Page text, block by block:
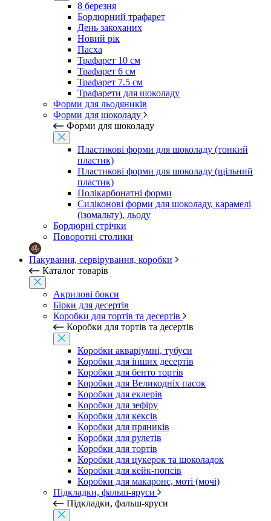
8 березня
Бордюрний трафарет
День закоханих
Новий рік
Пасха
Трафарет 10 см
Трафарет 6 см
Трафарет 7.5 см
Трафарети для шоколаду
Форми для льодяників
Форми для шоколаду
Форми для шоколаду
Пластикові форми для шоколаду (тонкий
пластик)
Пластикові форми для шоколаду (щільний
пластик)
Полікарбонатні форми
Силіконові форми для шоколаду, карамелі
(ізомальту), льоду
Бордюрні стрічки
Поворотні столики
Пакування, сервірування, коробки
Каталог товарів
Акрилові бокси
Бірки для десертів
Коробки для тортів та десертів
Коробки для тортів та десертів
Коробки акваріумні, тубуси
Коробки для інших десертів
Коробки для бенто тортів
Коробки для Великодніх пасок
Коробки для еклерів
Коробки для зефіру
Коробки для кексів
Коробки для пряників
Коробки для рулетів
Коробки для тортів
Коробки для цукерок та шоколадок
Коробки для кейк-попсів
Коробки для макаронс, моті (мочі)
Підкладки, фальш-яруси
Підкладки, фальш-яруси